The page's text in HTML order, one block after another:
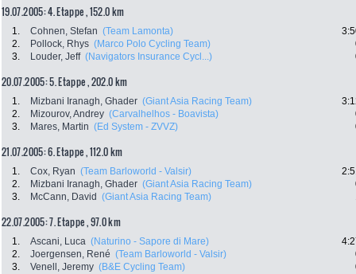
19.07.2005: 4. Etappe , 152.0 km
1. Cohnen, Stefan (Team Lamonta)
2.
Pollock, Rhys (Marco Polo Cycling Team)
3.
Louder, Jeff (Navigators Insurance Cycl...)
20.07.2005: 5. Etappe , 202.0 km
1. Mizbani Iranagh, Ghader (Giant Asia Racing Team)
2.
Mizourov, Andrey (Carvalhelhos - Boavista)
3.
Mares, Martin (Ed System - ZVVZ)
21.07.2005: 6. Etappe , 112.0 km
1. Cox, Ryan (Team Barloworld - Valsir)
2.
Mizbani Iranagh, Ghader (Giant Asia Racing Team)
3.
McCann, David (Giant Asia Racing Team)
22.07.2005: 7. Etappe , 97.0 km
1. Ascani, Luca (Naturino - Sapore di Mare)
2.
Joergensen, René (Team Barloworld - Valsir)
3.
Venell, Jeremy (B&E Cycling Team)